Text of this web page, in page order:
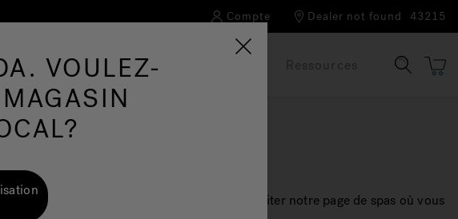
Compte Dealer not found 43215
Notre marque Ressources
Apres vous avez inspiré, pourquoi pas visiter notre page de spas où vous
VOULEZ-